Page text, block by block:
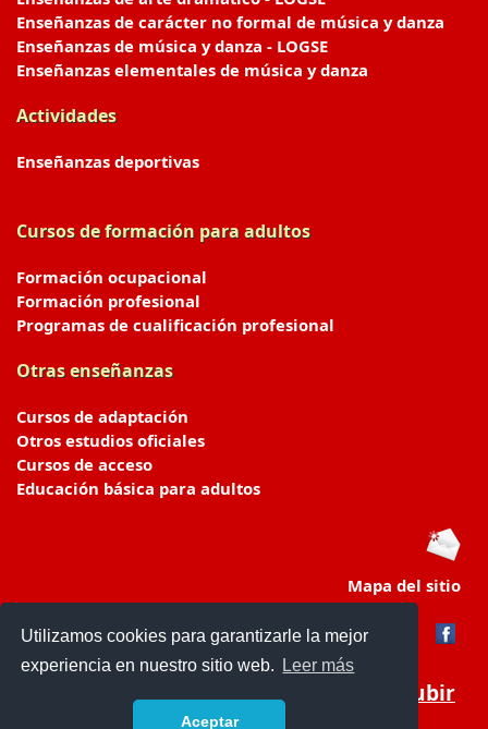
Utilizamos cookies para garantizarle la mejor
experiencia en nuestro sitio web.
Leer más
Aceptar
Enseñanzas de carácter no formal de música y danza
Enseñanzas de música y danza - LOGSE
Enseñanzas elementales de música y danza
Actividades
Enseñanzas deportivas
Cursos de formación para adultos
Formación ocupacional
Formación profesional
Programas de cualificación profesional
Otras enseñanzas
Cursos de adaptación
Otros estudios oficiales
Cursos de acceso
Educación básica para adultos
Mapa del sitio
Subir